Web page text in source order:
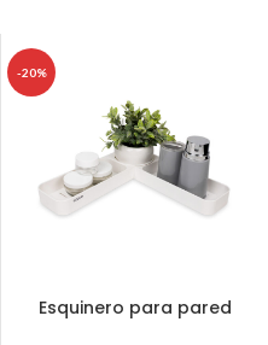
-20%
Esquinero para pared